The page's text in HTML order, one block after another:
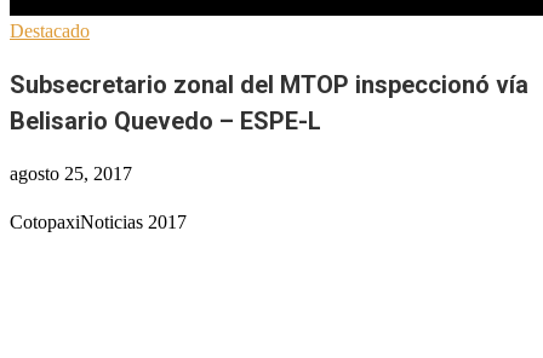
Destacado
Subsecretario zonal del MTOP inspeccionó vía
Belisario Quevedo – ESPE-L
agosto 25, 2017
CotopaxiNoticias 2017